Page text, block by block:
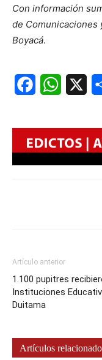
Con información
de Comunicaciones
Boyacá.
Facebook
Artículo anterior
1.100 pupitres
Instituciones
Duitama
Artículos